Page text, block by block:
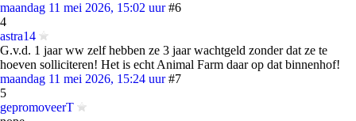
maandag 11 mei 2026, 15:02 uur #6
4
astra14
G.v.d. 1 jaar ww zelf hebben ze 3 jaar wachtgeld zonder dat ze te
hoeven solliciteren! Het is echt Animal Farm daar op dat binnenhof!
maandag 11 mei 2026, 15:24 uur #7
5
gepromoveerT